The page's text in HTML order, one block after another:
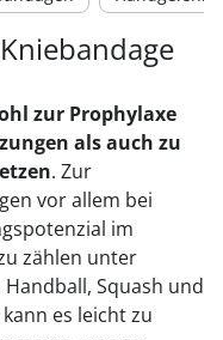
zur Prophylaxe
als auch zu
. Zur
vor allem bei
im
zählen unter
Squash und
es leicht zu